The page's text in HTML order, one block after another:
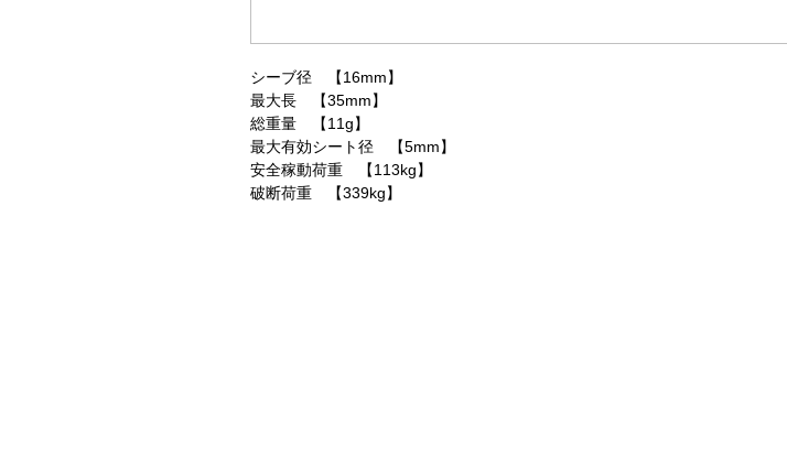
シーブ径 【16mm】
最大長 【35mm】
総重量 【11g】
最大有効シート径 【5mm】
安全稼動荷重 【113kg】
破断荷重 【339kg】